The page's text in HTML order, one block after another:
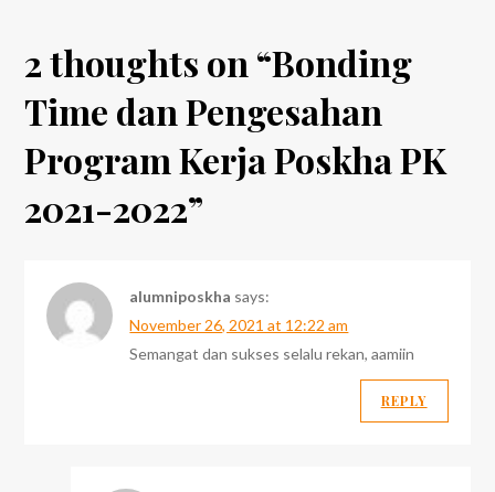
2021-
2022
2 thoughts on “Bonding
Time dan Pengesahan
Program Kerja Poskha PK
2021-2022”
alumniposkha says:
November 26, 2021 at 12:22 am
Semangat dan sukses selalu rekan, aamiin
REPLY